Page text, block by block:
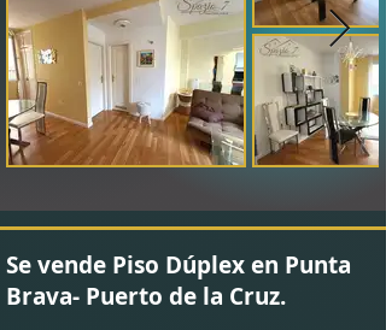
Se vende Piso Dúplex en Punta
Brava- Puerto de la Cruz.